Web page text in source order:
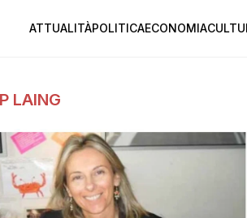
ATTUALITÀPOLITICAECONOMIA
LAING